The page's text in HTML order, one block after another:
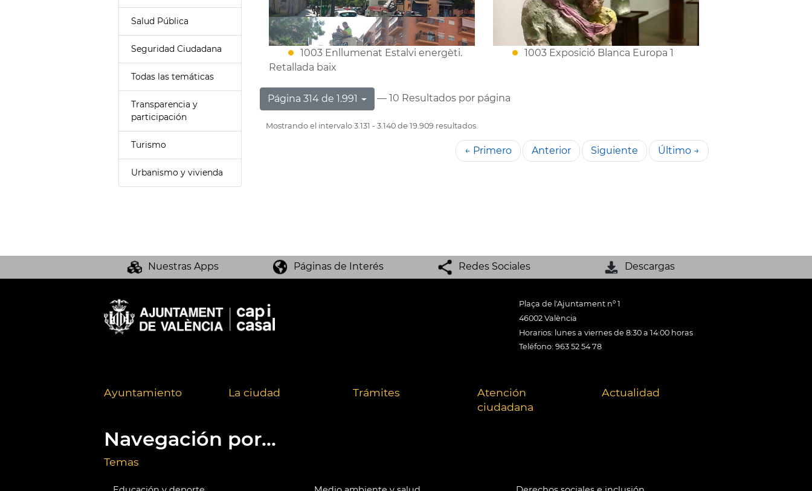
Salud Pública
Seguridad Ciudadana
Todas las temáticas
Transparencia y
participación
Turismo
Urbanismo y vivienda
1003 Enllumenat Estalvi energèti.
Retallada baix
1003 Exposició Blanca Europa 1
Página 314 de 1.991 — 10 Resultados por página
Mostrando el intervalo 3.131 - 3.140 de 19.909 resultados.
← Primero Anterior Siguiente Último →
Nuestras Apps Páginas de Interés Redes Sociales Descargas
Plaça de l'Ajuntament nº 1
46002 València
Horarios: lunes a viernes de 8:30 a 14:00 horas
Teléfono: 963 52 54 78
Ayuntamiento La ciudad Trámites
Atención
ciudadana
Actualidad
Navegación por...
Temas